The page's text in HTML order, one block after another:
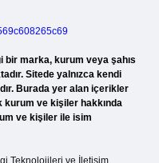
bir marka, kurum veya şahıs
Sitede yalnızca kendi
Burada yer alan içerikler
kurum ve kişiler hakkında
ve kişiler ile isim
Teknolojileri ve İletişim